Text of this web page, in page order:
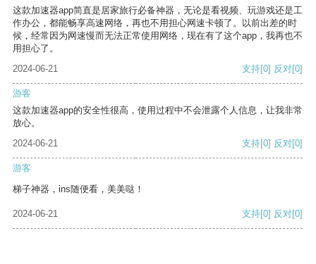
这款加速器app简直是居家旅行必备神器，无论是看视频、玩游戏还是工
作办公，都能畅享高速网络，再也不用担心网速卡顿了。以前出差的时
候，经常因为网速慢而无法正常使用网络，现在有了这个app，我再也不
用担心了。
2024-06-21
支持[0] 反对[0]
游客
这款加速器app的安全性很高，使用过程中不会泄露个人信息，让我非常
放心。
2024-06-21
支持[0] 反对[0]
游客
梯子神器，ins随便看，美美哒！
2024-06-21 支持[0] 反对[0]